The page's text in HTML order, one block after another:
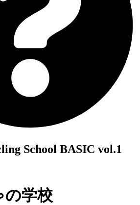
School BASIC vol.1
の学校